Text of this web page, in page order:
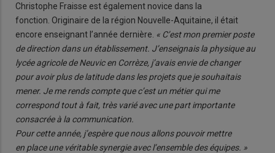
Christophe Fraisse est également novice dans la
fonction. Originaire de la région Nouvelle-Aquitaine, il était
encore enseignant l’année dernière. « C’est mon premier poste
de direction dans un établissement. J’enseignais la physique au
lycée agricole de Neuvic en Corrèze, j’avais envie de changer
pour avoir plus de latitude dans les projets que je souhaitais
mener. Je me rends compte que c’est un métier qui me
correspond tout à fait, très varié avec une part importante
consacrée à la communication.
Pour cette année, j’espère que nous allons pouvoir mettre
en place une véritable synergie avec l’ensemble des équipes. »